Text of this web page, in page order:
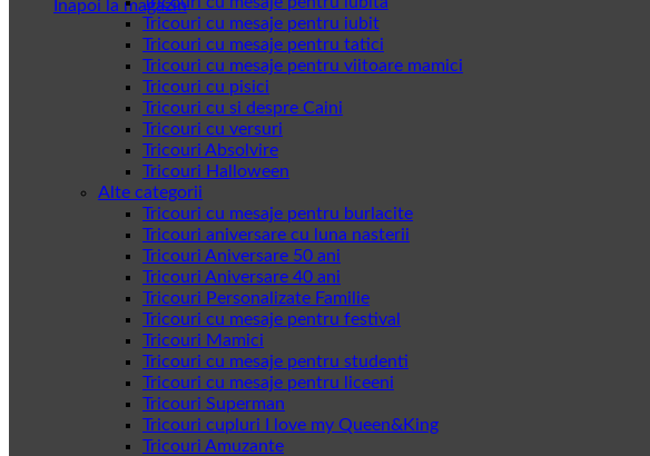
Înapoi la magazin
Tricouri cu mesaje pentru iubit
Tricouri cu mesaje pentru tatici
Tricouri cu mesaje pentru viitoare mamici
Tricouri cu pisici
Tricouri cu si despre Caini
Tricouri cu versuri
Tricouri Absolvire
Tricouri Halloween
Alte categorii
Tricouri cu mesaje pentru burlacite
Tricouri aniversare cu luna nasterii
Tricouri Aniversare 50 ani
Tricouri Aniversare 40 ani
Tricouri Personalizate Familie
Tricouri cu mesaje pentru festival
Tricouri Mamici
Tricouri cu mesaje pentru studenti
Tricouri cu mesaje pentru liceeni
Tricouri Superman
Tricouri cupluri I love my Queen&King
Tricouri Amuzante